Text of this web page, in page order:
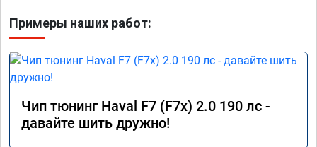
Примеры наших работ:
Чип тюнинг Haval F7 (F7x) 2.0 190 лс -
давайте шить дружно!